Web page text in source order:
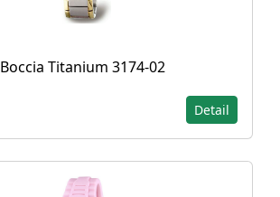
Boccia Titanium 3174-02
Detail